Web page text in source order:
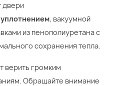
двери
, вакуумной
из пенополиуретана с
сохранения тепла.
верить громким
Обращайте внимание